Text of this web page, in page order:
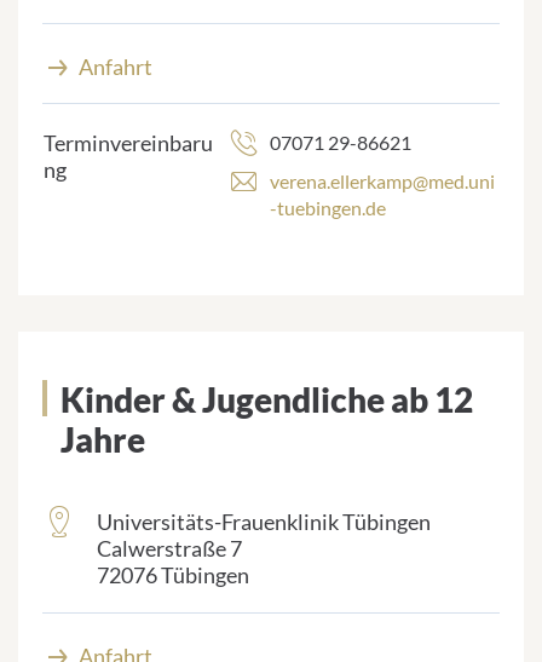
Anfahrt
Terminvereinbaru
ng
07071 29-86621
verena.ellerkamp@med.uni
-tuebingen.de
Kinder & Jugendliche ab 12
Jahre
frontend.sr-
only_#
{element.icon}:
Universitäts-Frauenklinik Tübingen
Calwerstraße 7
72076 Tübingen
Anfahrt